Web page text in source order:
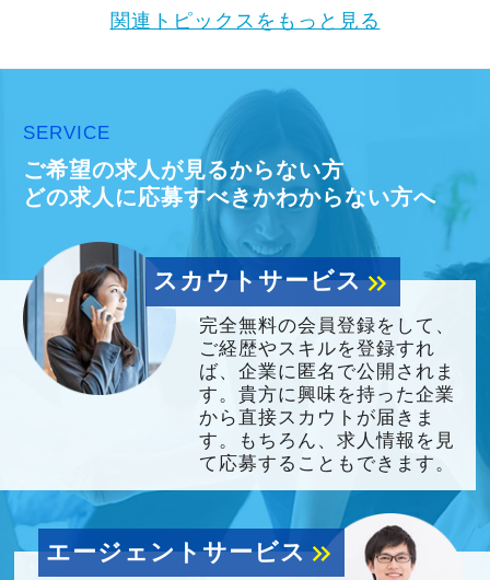
関連トピックスをもっと見る
SERVICE
ご希望の求人が見るからない方
どの求人に応募すべきかわからない方へ
スカウトサービスkeyboard_double_arrow_right
完全無料の会員登録をして、
ご経歴やスキルを登録すれ
ば、企業に匿名で公開されま
す。貴方に興味を持った企業
から直接スカウトが届きま
す。もちろん、求人情報を見
て応募することもできます。
エージェントサービスkeyboard_double_arrow_right